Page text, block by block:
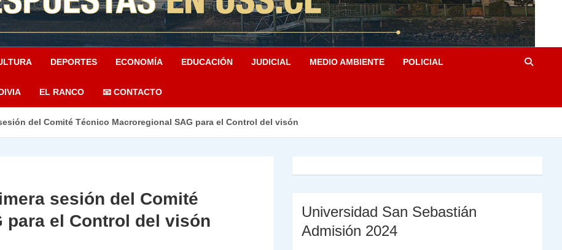
DEPORTES ECONOMÍA EDUCACIÓN JUDICIAL MEDIO AMBIENTE POLICIAL
EL RANCO 📧 CONTACTO
del Comité Técnico Macroregional SAG para el Control del visón
sesión del Comité
para el Control del visón
Universidad San Sebastián
Admisión 2024